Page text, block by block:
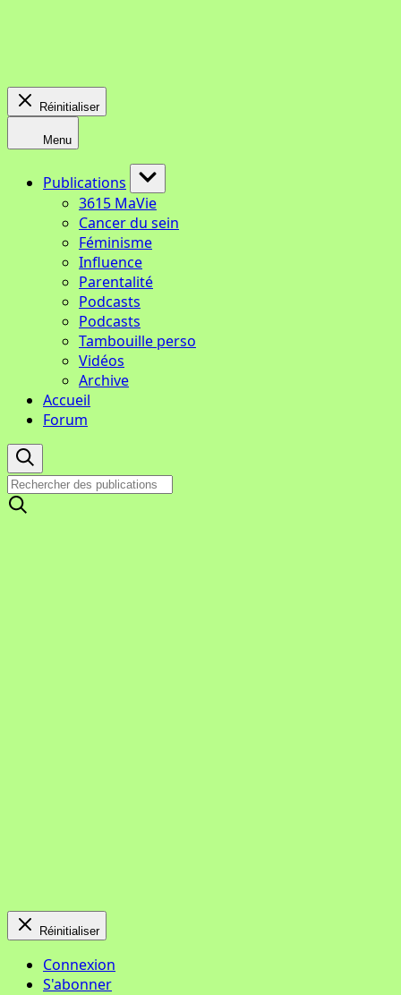
Réinitialiser
Menu
Publications
3615 MaVie
Cancer du sein
Féminisme
Influence
Parentalité
Podcasts
Podcasts
Tambouille perso
Vidéos
Archive
Accueil
Forum
Réinitialiser
Connexion
S'abonner